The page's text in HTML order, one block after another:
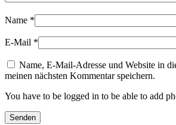
Name *
E-Mail *
Name, E-Mail-Adresse und Website in
meinen nächsten Kommentar speichern.
You have to be logged in to be able to add